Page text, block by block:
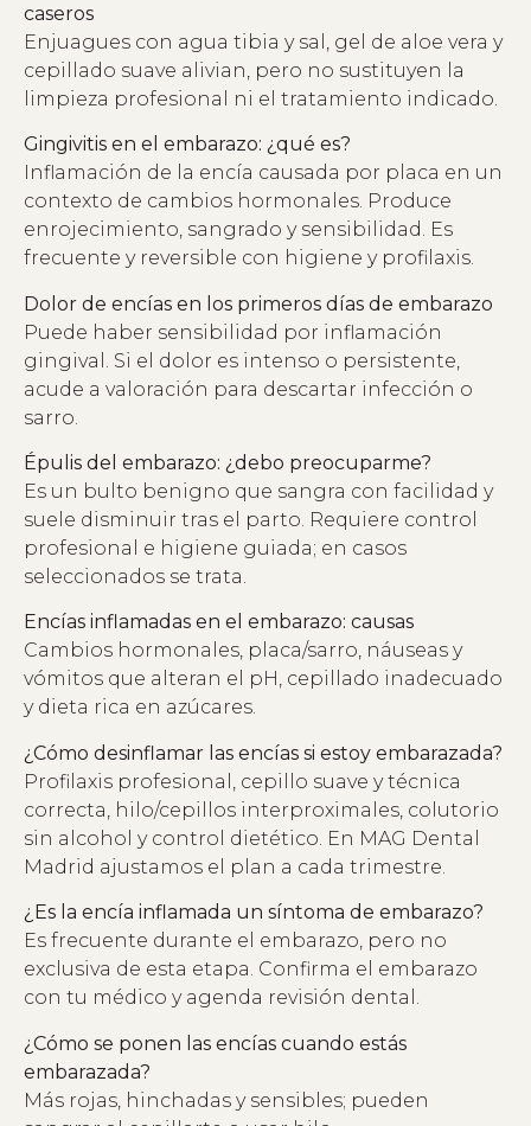
caseros
Enjuagues con agua tibia y sal, gel de aloe vera y
cepillado suave alivian, pero no sustituyen la
limpieza profesional ni el tratamiento indicado.
Gingivitis en el embarazo: ¿qué es?
Inflamación de la encía causada por placa en un
contexto de cambios hormonales. Produce
enrojecimiento, sangrado y sensibilidad. Es
frecuente y reversible con higiene y profilaxis.
Dolor de encías en los primeros días de embarazo
Puede haber sensibilidad por inflamación
gingival. Si el dolor es intenso o persistente,
acude a valoración para descartar infección o
sarro.
Épulis del embarazo: ¿debo preocuparme?
Es un bulto benigno que sangra con facilidad y
suele disminuir tras el parto. Requiere control
profesional e higiene guiada; en casos
seleccionados se trata.
Encías inflamadas en el embarazo: causas
Cambios hormonales, placa/sarro, náuseas y
vómitos que alteran el pH, cepillado inadecuado
y dieta rica en azúcares.
¿Cómo desinflamar las encías si estoy embarazada?
Profilaxis profesional, cepillo suave y técnica
correcta, hilo/cepillos interproximales, colutorio
sin alcohol y control dietético. En MAG Dental
Madrid ajustamos el plan a cada trimestre.
¿Es la encía inflamada un síntoma de embarazo?
Es frecuente durante el embarazo, pero no
exclusiva de esta etapa. Confirma el embarazo
con tu médico y agenda revisión dental.
¿Cómo se ponen las encías cuando estás
embarazada?
Más rojas, hinchadas y sensibles; pueden